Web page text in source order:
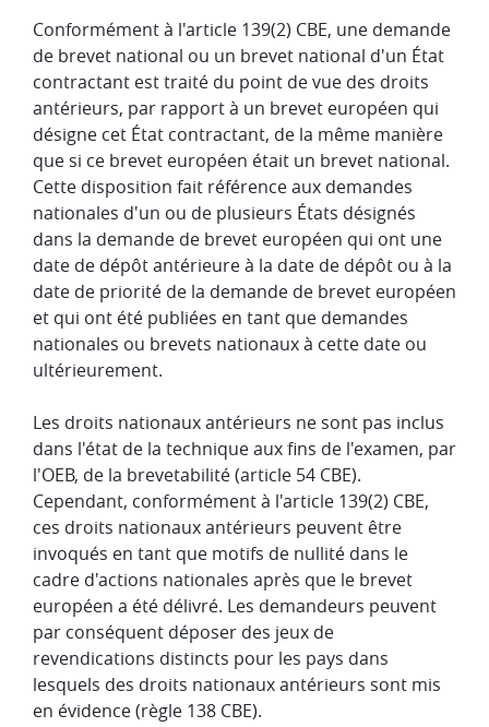
Conformément à l'article 139(2) CBE, une demande
de brevet national ou un brevet national d'un État
contractant est traité du point de vue des droits
antérieurs, par rapport à un brevet européen qui
désigne cet État contractant, de la même manière
que si ce brevet européen était un brevet national.
Cette disposition fait référence aux demandes
nationales d'un ou de plusieurs États désignés
dans la demande de brevet européen qui ont une
date de dépôt antérieure à la date de dépôt ou à la
date de priorité de la demande de brevet européen
et qui ont été publiées en tant que demandes
nationales ou brevets nationaux à cette date ou
ultérieurement.
Les droits nationaux antérieurs ne sont pas inclus
dans l'état de la technique aux fins de l'examen, par
l'OEB, de la brevetabilité (article 54 CBE).
Cependant, conformément à l'article 139(2) CBE,
ces droits nationaux antérieurs peuvent être
invoqués en tant que motifs de nullité dans le
cadre d'actions nationales après que le brevet
européen a été délivré. Les demandeurs peuvent
par conséquent déposer des jeux de
revendications distincts pour les pays dans
lesquels des droits nationaux antérieurs sont mis
en évidence (règle 138 CBE).